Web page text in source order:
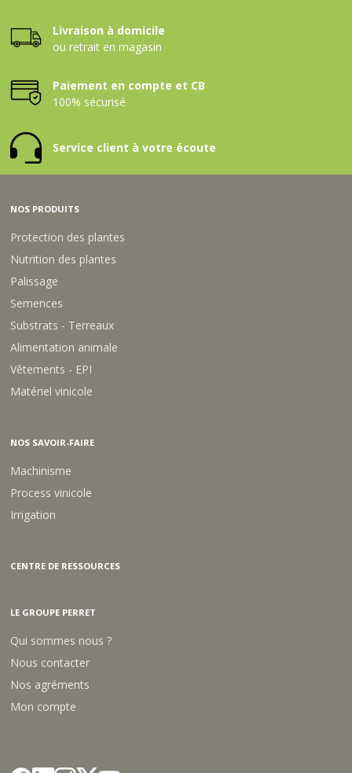
Livraison à domicile
ou retrait en magasin
Paiement en compte et CB
100% sécurisé
Service client à votre écoute
NOS PRODUITS
Protection des plantes
Nutrition des plantes
Palissage
Semences
Substrats - Terreaux
Alimentation animale
Vêtements - EPI
Matériel vinicole
NOS SAVOIR-FAIRE
Machinisme
Process vinicole
Irrigation
CENTRE DE RESSOURCES
LE GROUPE PERRET
Qui sommes nous ?
Nous contacter
Nos agréments
Mon compte